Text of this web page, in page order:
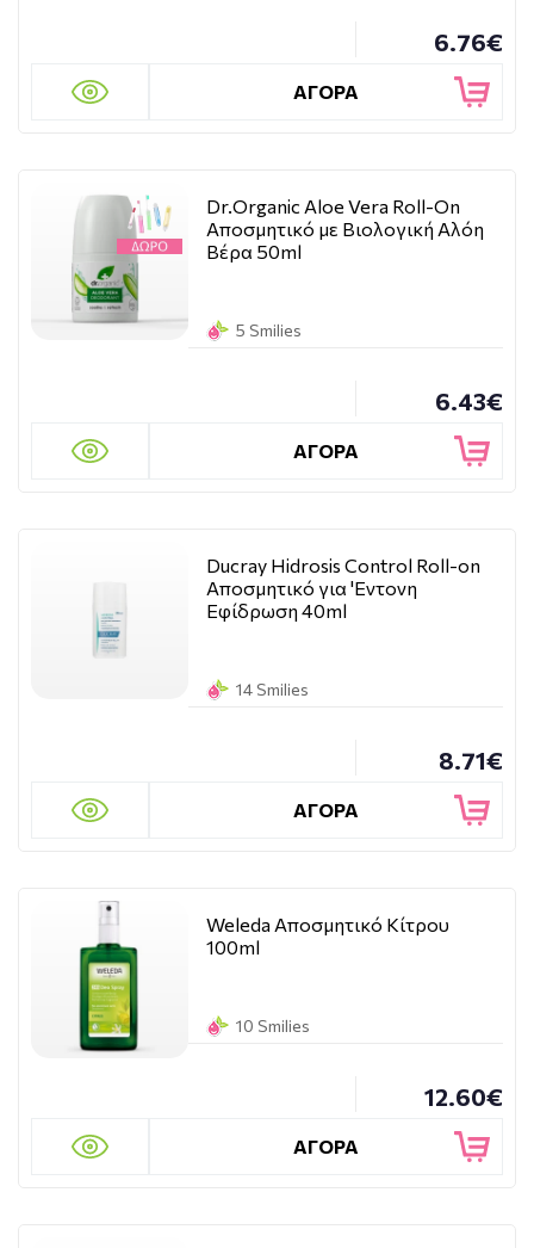
6.76€
ΑΓΟΡΑ
Dr.Organic Aloe Vera Roll-On
Αποσμητικό με Βιολογική Αλόη
Βέρα 50ml
5 Smilies
6.43€
ΑΓΟΡΑ
Ducray Hidrosis Control Roll-on
Αποσμητικό για 'Eντονη
Eφίδρωση 40ml
14 Smilies
8.71€
ΑΓΟΡΑ
Weleda Αποσμητικό Κίτρου
100ml
10 Smilies
12.60€
ΑΓΟΡΑ